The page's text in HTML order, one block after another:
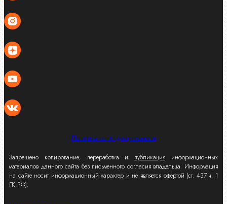
Политика конфиденциальности
Запрещено копирование, переработка и публикация информационных
материалов данного сайта без письменного согласия владельца. Информация
на сайте носит информационный характер и не является офертой (ст. 437 ч. 1
ГК РФ).